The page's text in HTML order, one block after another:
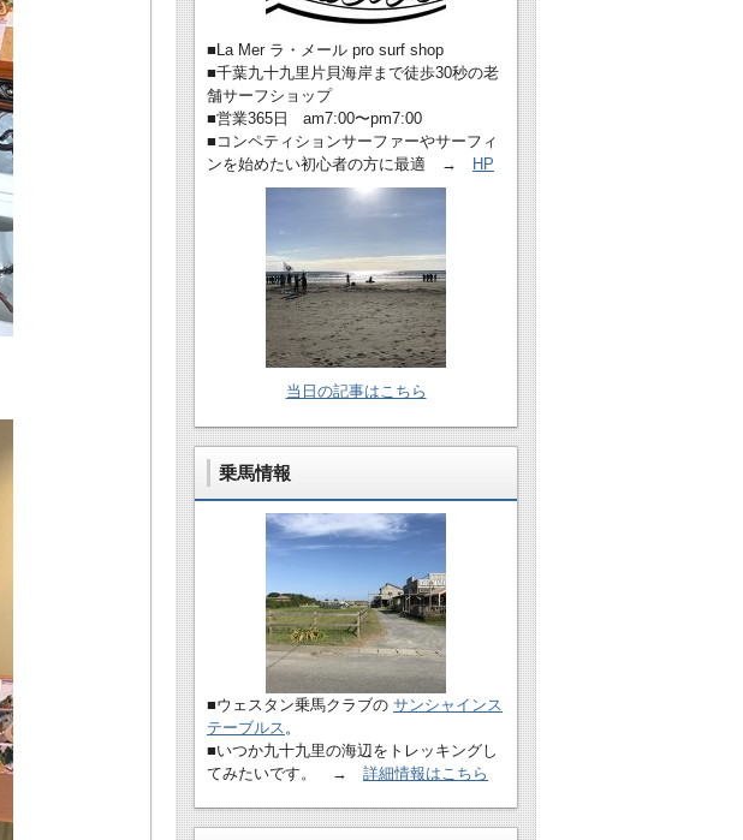
■La Mer ラ・メール pro surf shop
■千葉九十九里片貝海岸まで徒歩30秒の老
舗サーフショップ
■営業365日 am7:00〜pm7:00
■コンペティションサーファーやサーフィ
ンを始めたい初心者の方に最適 →
HP
当日の記事はこちら
乗馬情報
■ウェスタン乗馬クラブの サンシャインス
テーブルス 。
■いつか九十九里の海辺をトレッキングし
てみたいです。 → 詳細情報はこちら